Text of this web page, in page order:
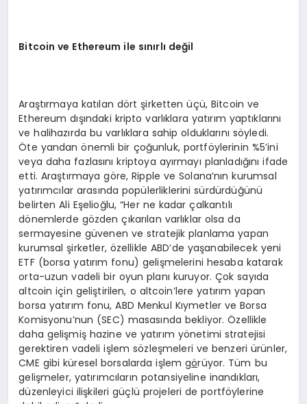
Bitcoin ve Ethereum ile sınırlı değil
Araştırmaya katılan dört şirketten üçü, Bitcoin ve
Ethereum dışındaki kripto varlıklara yatırım yaptıklarını
ve halihazırda bu varlıklara sahip olduklarını söyledi.
Öte yandan önemli bir çoğunluk, portföylerinin %5’ini
veya daha fazlasını kriptoya ayırmayı planladığını ifade
etti. Araştırmaya göre, Ripple ve Solana’nın kurumsal
yatırımcılar arasında popülerliklerini sürdürdüğünü
belirten Ali Eşelioğlu, “Her ne kadar çalkantılı
dönemlerde gözden çıkarılan varlıklar olsa da
sermayesine güvenen ve stratejik planlama yapan
kurumsal şirketler, özellikle ABD’de yaşanabilecek yeni
ETF (borsa yatırım fonu) gelişmelerini hesaba katarak
orta-uzun vadeli bir oyun planı kuruyor. Çok sayıda
altcoin için geliştirilen, o altcoin’lere yatırım yapan
borsa yatırım fonu, ABD Menkul Kıymetler ve Borsa
Komisyonu’nun (SEC) masasında bekliyor. Özellikle
daha gelişmiş hazine ve yatırım yönetimi stratejisi
gerektiren vadeli işlem sözleşmeleri ve benzeri ürünler,
CME gibi küresel borsalarda işlem görüyor. Tüm bu
gelişmeler, yatırımcıların potansiyeline inandıkları,
düzenleyici ilişkileri güçlü projeleri de portföylerine